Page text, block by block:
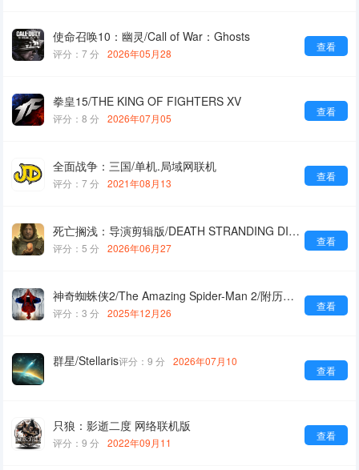
使命召唤10：幽灵/Call of War：Ghosts
查看
评分：7 分 2026年05月28
拳皇15/THE KING OF FIGHTERS XV
查看
评分：8 分 2026年07月05
全面战争：三国/单机.局域网联机
查看
评分：7 分 2021年08月13
死亡搁浅：导演剪辑版/DEATH STRANDING DIRECTOR'S CUT
查看
评分：5 分 2026年06月27
神奇蜘蛛侠2/The Amazing Spider-Man 2/附历代合集
查看
评分：3 分 2025年12月26
群星/Stellaris
查看
评分：9 分 2026年07月10
只狼：影逝二度 网络联机版
查看
评分：9 分 2022年09月11